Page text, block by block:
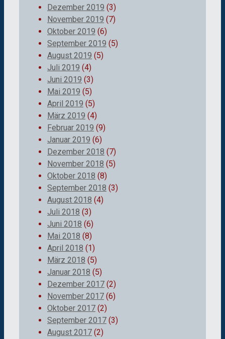
Dezember 2019 (3)
November 2019 (7)
Oktober 2019 (6)
September 2019 (5)
August 2019 (5)
Juli 2019 (4)
Juni 2019 (3)
Mai 2019 (5)
April 2019 (5)
März 2019 (4)
Februar 2019 (9)
Januar 2019 (6)
Dezember 2018 (7)
November 2018 (5)
Oktober 2018 (8)
September 2018 (3)
August 2018 (4)
Juli 2018 (3)
Juni 2018 (6)
Mai 2018 (8)
April 2018 (1)
März 2018 (5)
Januar 2018 (5)
Dezember 2017 (2)
November 2017 (6)
Oktober 2017 (2)
September 2017 (3)
August 2017 (2)